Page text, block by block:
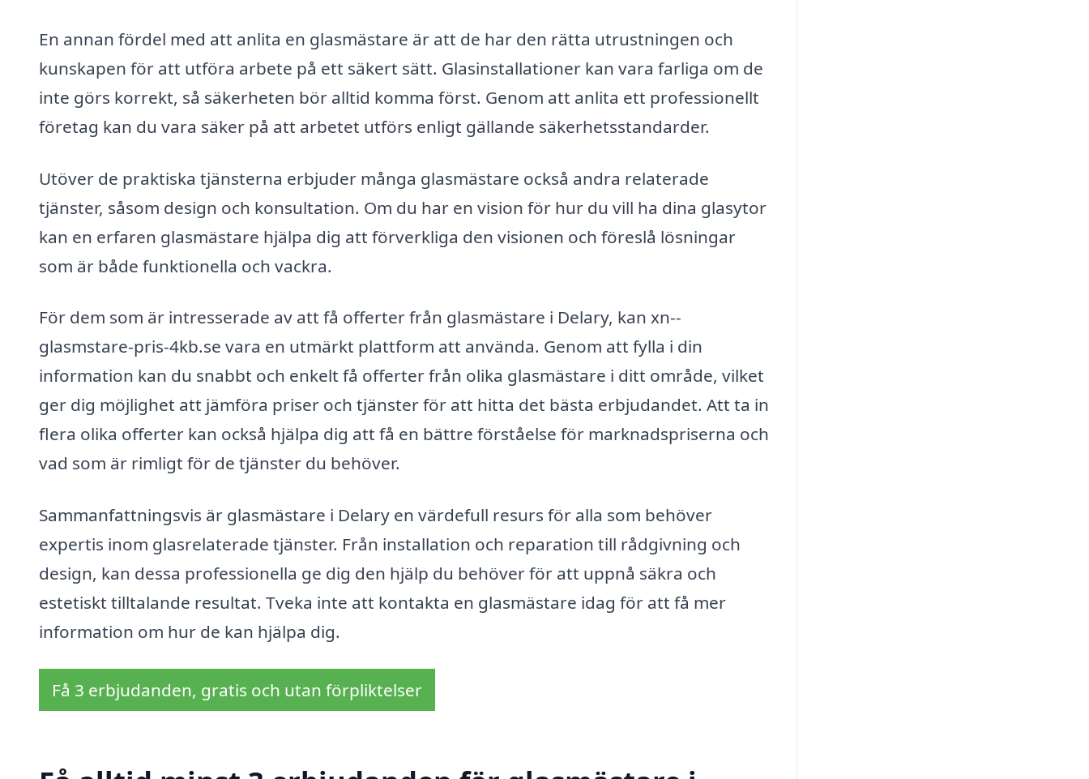
En annan fördel med att anlita en glasmästare är att de har den rätta utrustningen och
kunskapen för att utföra arbete på ett säkert sätt. Glasinstallationer kan vara farliga om de
inte görs korrekt, så säkerheten bör alltid komma först. Genom att anlita ett professionellt
företag kan du vara säker på att arbetet utförs enligt gällande säkerhetsstandarder.
Utöver de praktiska tjänsterna erbjuder många glasmästare också andra relaterade
tjänster, såsom design och konsultation. Om du har en vision för hur du vill ha dina glasytor
kan en erfaren glasmästare hjälpa dig att förverkliga den visionen och föreslå lösningar
som är både funktionella och vackra.
För dem som är intresserade av att få offerter från glasmästare i Delary, kan xn--
glasmstare-pris-4kb.se vara en utmärkt plattform att använda. Genom att fylla i din
information kan du snabbt och enkelt få offerter från olika glasmästare i ditt område, vilket
ger dig möjlighet att jämföra priser och tjänster för att hitta det bästa erbjudandet. Att ta in
flera olika offerter kan också hjälpa dig att få en bättre förståelse för marknadspriserna och
vad som är rimligt för de tjänster du behöver.
Sammanfattningsvis är glasmästare i Delary en värdefull resurs för alla som behöver
expertis inom glasrelaterade tjänster. Från installation och reparation till rådgivning och
design, kan dessa professionella ge dig den hjälp du behöver för att uppnå säkra och
estetiskt tilltalande resultat. Tveka inte att kontakta en glasmästare idag för att få mer
information om hur de kan hjälpa dig.
Få 3 erbjudanden, gratis och utan förpliktelser